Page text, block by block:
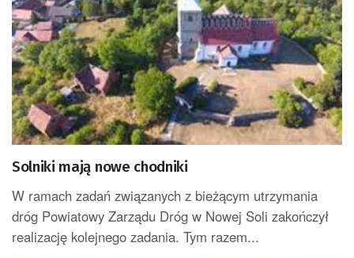
Solniki mają nowe chodniki
W ramach zadań związanych z bieżącym utrzymania
dróg Powiatowy Zarządu Dróg w Nowej Soli zakończył
realizację kolejnego zadania. Tym razem...